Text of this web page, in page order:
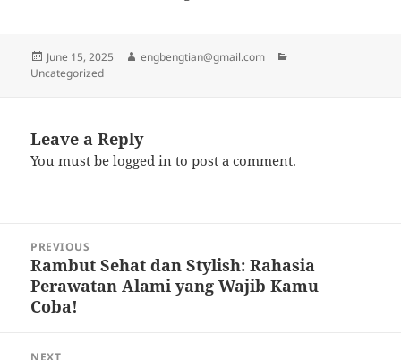
Posted
on
June 15, 2025 Author
engbengtian@gmail.com
Uncategorized
Leave a Reply
You must belogged in to post a comment.
navigation
PREVIOUS
Previous
post:
Rambut Sehat dan Stylish: Rahasia
Perawatan Alami yang Wajib Kamu
Coba!
NEXT